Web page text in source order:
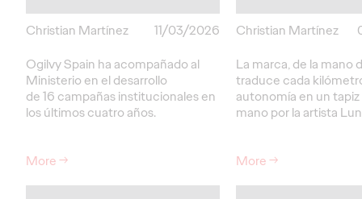
Christian Martínez
11/03/2026
Ogilvy Spain ha acompañado al
Ministerio en el desarrollo
de 16 campañas institucionales en
los últimos cuatro años.
More→
Christian Martínez
La marca, de la mano
traduce cada
autonomía en un tapiz
mano por la artista
More→